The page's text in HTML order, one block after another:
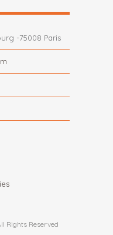
-75008 Paris
Rights Reserved